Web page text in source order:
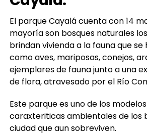
El parque Cayalá cuenta con 14
mayoría son bosques naturales
brindan vivienda a la fauna que
como aves, mariposas, conejos,
ejemplares de fauna junto a una
de flora, atravesado por el Río
Este parque es uno de los
caraxteriticas ambientales de los
ciudad que aun sobreviven.